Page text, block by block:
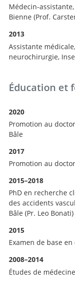
Médecin-
Bienne (Prof.
2013
Assistante
neurochirurgie,
Éducation et
2020
Promotion au
Bâle
2017
Promotion au
2015–2018
PhD en recherche
des accidents
Bâle (Pr. Leo Bonati)
2015
Examen de base
2008–2014
Études de